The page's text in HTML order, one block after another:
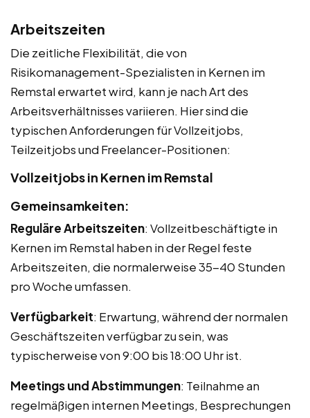
Arbeitszeiten
Die zeitliche Flexibilität, die von
Risikomanagement-Spezialisten in Kernen im
Remstal erwartet wird, kann je nach Art des
Arbeitsverhältnisses variieren. Hier sind die
typischen Anforderungen für Vollzeitjobs,
Teilzeitjobs und Freelancer-Positionen:
Vollzeitjobs in Kernen im Remstal
Gemeinsamkeiten:
Reguläre Arbeitszeiten: Vollzeitbeschäftigte in
Kernen im Remstal haben in der Regel feste
Arbeitszeiten, die normalerweise 35-40 Stunden
pro Woche umfassen.
Verfügbarkeit: Erwartung, während der normalen
Geschäftszeiten verfügbar zu sein, was
typischerweise von 9:00 bis 18:00 Uhr ist.
Meetings und Abstimmungen: Teilnahme an
regelmäßigen internen Meetings, Besprechungen